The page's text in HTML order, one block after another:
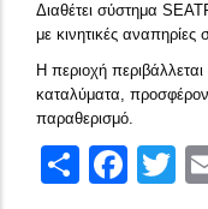
Διαθέτει σύστημα
με κινητικές
Η περιοχή περιβάλλεται
καταλύματα,
παραθερισμό.
Share